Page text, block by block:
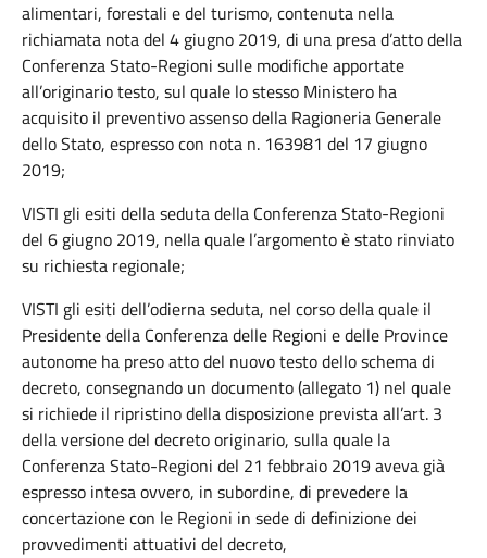
alimentari, forestali e del turismo, contenuta nella
richiamata nota del 4 giugno 2019, di una presa d’atto della
Conferenza Stato-Regioni sulle modifiche apportate
all’originario testo, sul quale lo stesso Ministero ha
acquisito il preventivo assenso della Ragioneria Generale
dello Stato, espresso con nota n. 163981 del 17 giugno
2019;
VISTI gli esiti della seduta della Conferenza Stato-Regioni
del 6 giugno 2019, nella quale l’argomento è stato rinviato
su richiesta regionale;
VISTI gli esiti dell’odierna seduta, nel corso della quale il
Presidente della Conferenza delle Regioni e delle Province
autonome ha preso atto del nuovo testo dello schema di
decreto, consegnando un documento (allegato 1) nel quale
si richiede il ripristino della disposizione prevista all’art. 3
della versione del decreto originario, sulla quale la
Conferenza Stato-Regioni del 21 febbraio 2019 aveva già
espresso intesa ovvero, in subordine, di prevedere la
concertazione con le Regioni in sede di definizione dei
provvedimenti attuativi del decreto,